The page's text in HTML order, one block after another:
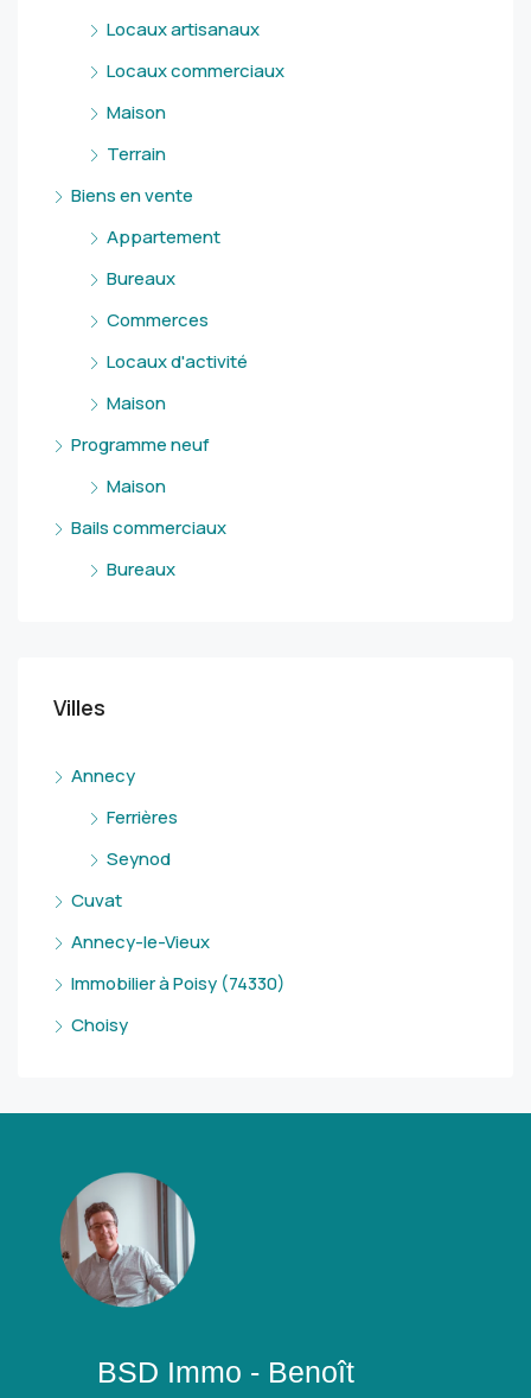
Locaux artisanaux
Locaux commerciaux
Maison
Terrain
Biens en vente
Appartement
Bureaux
Commerces
Locaux d'activité
Maison
Programme neuf
Maison
Bails commerciaux
Bureaux
Villes
Annecy
Ferrières
Seynod
Cuvat
Annecy-le-Vieux
Immobilier à Poisy (74330)
Choisy
BSD Immo - Benoît